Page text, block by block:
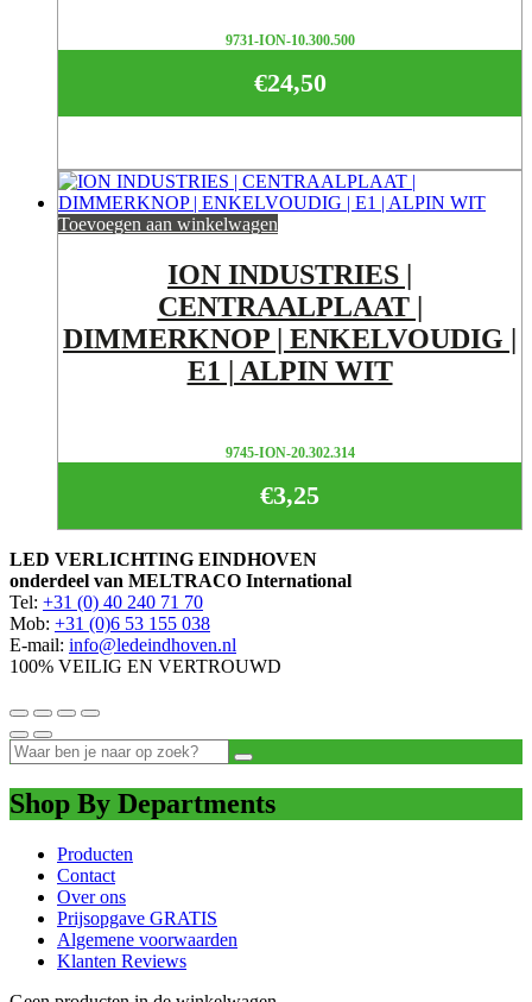
9731-ION-10.300.500
€24,50
Toevoegen aan winkelwagen
ION INDUSTRIES |
CENTRAALPLAAT |
DIMMERKNOP | ENKELVOUDIG |
E1 | ALPIN WIT
9745-ION-20.302.314
€3,25
LED VERLICHTING EINDHOVEN
onderdeel van MELTRACO International
Tel: +31 (0) 40 240 71 70
Mob: +31 (0)6 53 155 038
E-mail: info@ledeindhoven.nl
100% VEILIG EN VERTROUWD
Shop By Departments
Producten
Contact
Over ons
Prijsopgave GRATIS
Algemene voorwaarden
Klanten Reviews